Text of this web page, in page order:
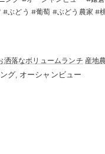
#ぶどう #葡萄 #ぶどう農家
洒落なボリュームランチ 産地
グ オーシャンビュー